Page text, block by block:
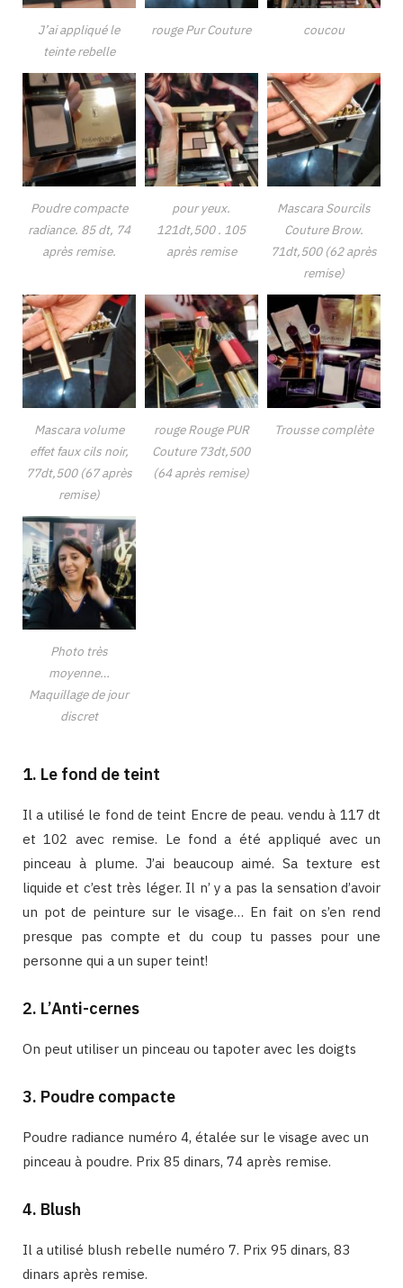
J’ai appliqué le
teinte rebelle
rouge Pur Couture coucou
Poudre compacte
radiance. 85 dt, 74
après remise.
pour yeux.
121dt,500 . 105
après remise
Mascara Sourcils
Couture Brow.
71dt,500 (62 après
remise)
Mascara volume
effet faux cils noir,
77dt,500 (67 après
remise)
rouge Rouge PUR
Couture 73dt,500
(64 après remise)
Trousse complète
Photo très
moyenne…
Maquillage de jour
discret
1. Le fond de teint
Il a utilisé le fond de teint Encre de peau. vendu à 117 dt
et 102 avec remise. Le fond a été appliqué avec un
pinceau à plume. J’ai beaucoup aimé. Sa texture est
liquide et c’est très léger. Il n’ y a pas la sensation d’avoir
un pot de peinture sur le visage… En fait on s’en rend
presque pas compte et du coup tu passes pour une
personne qui a un super teint!
2. L’Anti-cernes
On peut utiliser un pinceau ou tapoter avec les doigts
3. Poudre compacte
Poudre radiance numéro 4, étalée sur le visage avec un
pinceau à poudre. Prix 85 dinars, 74 après remise.
4. Blush
Il a utilisé blush rebelle numéro 7. Prix 95 dinars, 83
dinars après remise.